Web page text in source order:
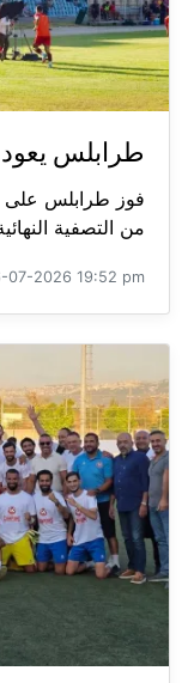
طرابلس يعود
من التصفية
07-2026 19:52 pm